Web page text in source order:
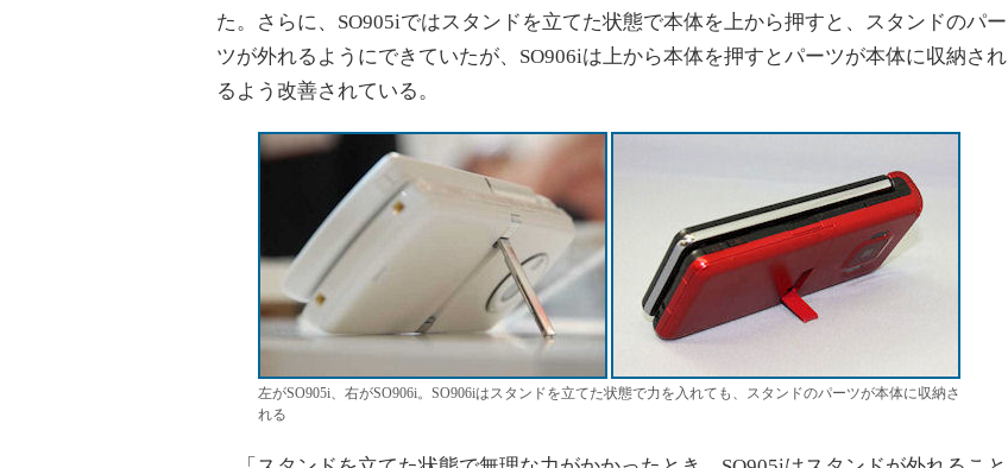
た。さらに、SO905iではスタンドを立てた状態で本体を上から押すと、スタンドのパー
ツが外れるようにできていたが、SO906iは上から本体を押すとパーツが本体に収納され
るよう改善されている。
左がSO905i、右がSO906i。SO906iはスタンドを立てた状態で力を入れても、スタンドのパーツが本体に収納さ
れる